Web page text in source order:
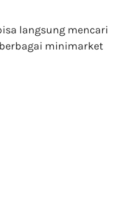
langsung mencari
minimarket